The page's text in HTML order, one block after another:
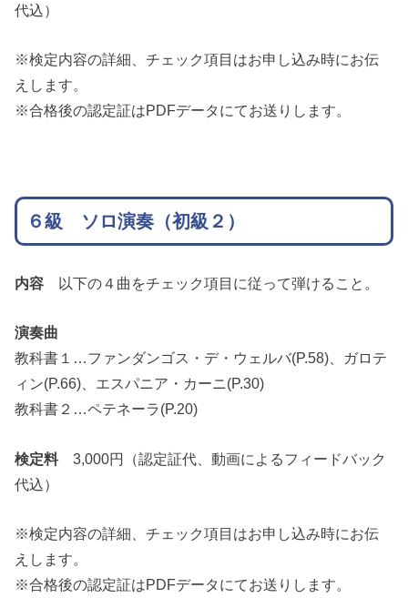
代込）
※検定内容の詳細、チェック項目はお申し込み時にお伝
えします。
※合格後の認定証はPDFデータにてお送りします。
６級 ソロ演奏（初級２）
内容 以下の４曲をチェック項目に従って弾けること。
演奏曲
教科書１…ファンダンゴス・デ・ウェルバ(P.58)、ガロテ
ィン(P.66)、エスパニア・カーニ(P.30)
教科書２…ペテネーラ(P.20)
検定料3,000円（認定証代、動画によるフィードバック
代込）
※検定内容の詳細、チェック項目はお申し込み時にお伝
えします。
※合格後の認定証はPDFデータにてお送りします。